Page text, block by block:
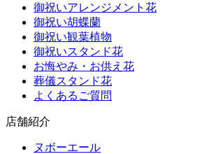
御祝いアレンジメント花
御祝い胡蝶蘭
御祝い観葉植物
御祝いスタンド花
お悔やみ・お供え花
葬儀スタンド花
よくあるご質問
店舗紹介
ヌボーエール